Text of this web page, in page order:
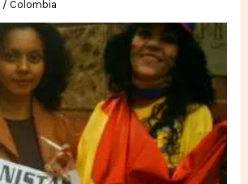
/ Colombia